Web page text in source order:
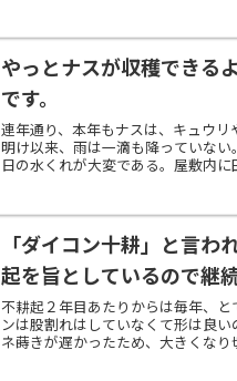
やっとナスが収穫できる
です。
連年通り、本年もナスは、キュウ
明け以来、雨は一滴も降っていな
日の水くれが大変である。屋敷内
「ダイコン十耕」と言
起を旨としているので継続
不耕起２年目あたりからは毎年、
ンは股割れはしていなくて形は良
ネ蒔きが遅かったため、大きくなり